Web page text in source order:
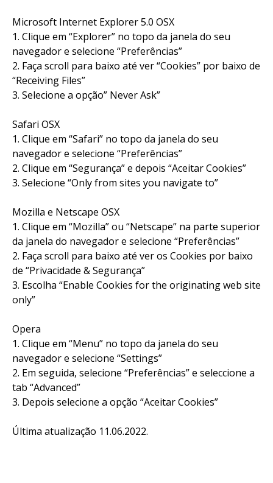
Microsoft Internet Explorer 5.0 OSX
1. Clique em “Explorer” no topo da janela do seu
navegador e selecione “Preferências”
2. Faça scroll para baixo até ver “Cookies” por baixo de
“Receiving Files”
3. Selecione a opção” Never Ask”
Safari OSX
1. Clique em “Safari” no topo da janela do seu
navegador e selecione “Preferências”
2. Clique em “Segurança” e depois “Aceitar Cookies”
3. Selecione “Only from sites you navigate to”
Mozilla e Netscape OSX
1. Clique em “Mozilla” ou “Netscape” na parte superior
da janela do navegador e selecione “Preferências”
2. Faça scroll para baixo até ver os Cookies por baixo
de “Privacidade & Segurança”
3. Escolha “Enable Cookies for the originating web site
only”
Opera
1. Clique em “Menu” no topo da janela do seu
navegador e selecione “Settings”
2. Em seguida, selecione “Preferências” e seleccione a
tab “Advanced”
3. Depois selecione a opção “Aceitar Cookies”
Última atualização 11.06.2022.